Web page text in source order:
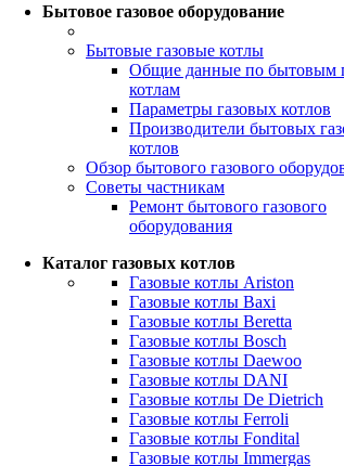
Бытовое газовое оборудование
Бытовые газовые котлы
Общие данные по бытовым
котлам
Параметры газовых котлов
Производители бытовых
котлов
Обзор бытового газового
Советы частникам
Ремонт бытового газового
оборудования
Каталог газовых котлов
Газовые котлы Ariston
Газовые котлы Baxi
Газовые котлы Beretta
Газовые котлы Bosch
Газовые котлы Daewoo
Газовые котлы DANI
Газовые котлы De Dietrich
Газовые котлы Ferroli
Газовые котлы Fondital
Газовые котлы Immergas